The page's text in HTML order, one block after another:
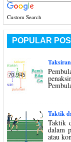
Custom Search
POPULAR
Taktik
Taktik
dalam
atau